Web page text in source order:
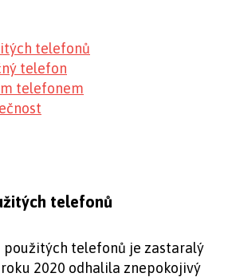
telefonů
telefon
telefonem
telefonů
telefonů je zastaralý
2020 odhalila znepokojivý